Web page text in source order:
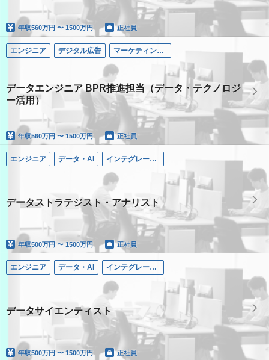
年収560万円 〜 1500万円 正社員
エンジニア デジタル広告 マーケティングコミュニケーション領域
データエンジニア BPR推進担当（データ・テクノロジ
ー活用）
年収560万円 〜 1500万円 正社員
エンジニア データ・AI インテグレーテッド・ソリューションズ領域
データストラテジスト・アナリスト
年収500万円 〜 1500万円 正社員
エンジニア データ・AI インテグレーテッド・ソリューションズ領域
データサイエンティスト
年収500万円 〜 1500万円 正社員